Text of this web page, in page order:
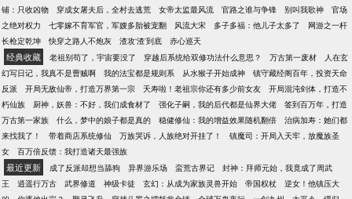
铺：只收凶物
穿成女屠夫后，全村去逃荒 女帝太监最风流 官路之谁与争锋 别叫我歌神
官场
之绝对权力
七零嫁不育军官，军嫂多胎被宠翻 风流大宋 多子多福：他儿子太多了
网游之一杆
长枪定乾坤
快穿之路人不炮灰 渣攻‘渣’到底 赤心巡天
经典收藏 老祖别苟了，宇宙要没了 穿越后系统给双修功法什么意思？ 万古第一废材
人在玄
幻写日记，我真不是曹贼啊
我的法宝都是规则系 从水猴子开始成神
镇守藏经阁百年，投资天命
反派
开局无敌仙帝，打造万界第一宗 夭寿啦！老祖宗你还有多少前女友
开局混沌剑体，打造不
朽仙族
厨神，妖兽：不好，我们成食材了 强化子嗣，我的后代都是仙界大佬
签到百万年，打造
万古第一家族
什么，梦中的娘子都是真的 稳健修仙：我的增益效果随机翻倍
治病加寿：她们都
来找我了！
带着商店系统修仙 万族哭诉，人族绝对开挂了！
镇魔司：开局入天牢，放魔族圣
女
百万倍反馈：我打造诸天最强族
最近更新 成了反派却想当舔狗 异界游乐场 蛮荒古界记
封神：拜师元始，我竟成了周武
王
逍遥行万古 武界修道 神级卡徒 玄幻：从成为家族灵兽开始 帝国权杖
逆女！他镇压大